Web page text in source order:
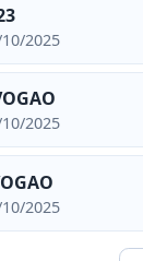
2025
2025
2025